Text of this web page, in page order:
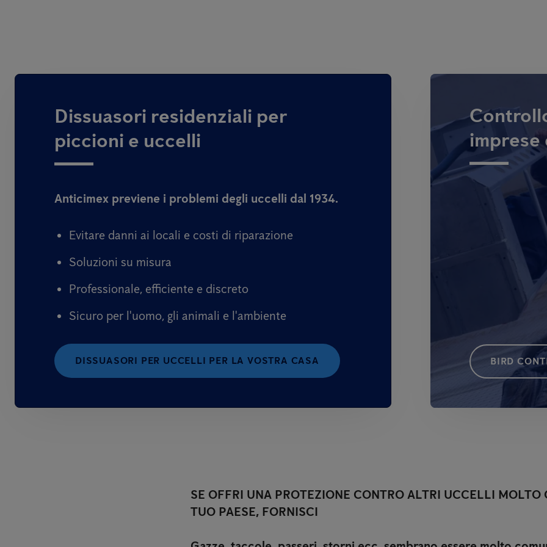
Dissuasori residenziali per
piccioni e uccelli
Anticimex previene i problemi degli uccelli dal 1934.
Evitare danni ai locali e costi di riparazione
Soluzioni su misura
Professionale, efficiente e discreto
Sicuro per l'uomo, gli animali e l'ambiente
DISSUASORI PER UCCELLI PER LA VOSTRA CASA
imprese
BIRD
SE OFFRI UNA PROTEZIONE CONTRO ALTRI UCCELLI MOLTO
TUO PAESE, FORNISCI